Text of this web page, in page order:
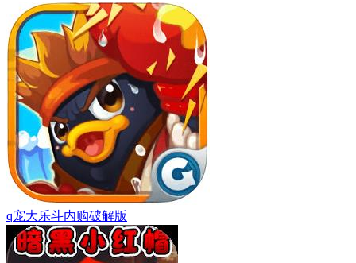
q宠大乐斗内购破解版